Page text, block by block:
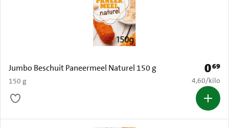
Jumbo Beschuit Paneermeel Naturel 150 g
150 g
Prijs:
069
€ 4,60 per
4,60/kilo